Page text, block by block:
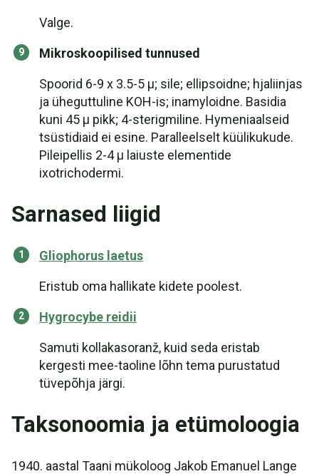
Valge.
Mikroskoopilised tunnused
Spoorid 6-9 x 3.5-5 µ; sile; ellipsoidne; hjaliinjas
ja üheguttuline KOH-is; inamyloidne. Basidia
kuni 45 µ pikk; 4-sterigmiline. Hymeniaalseid
tsüstidiaid ei esine. Paralleelselt küülikukude.
Pileipellis 2-4 µ laiuste elementide
ixotrichodermi.
Sarnased liigid
Gliophorus laetus
Eristub oma hallikate kidete poolest.
Hygrocybe reidii
Samuti kollakasoranž, kuid seda eristab
kergesti mee-taoline lõhn tema purustatud
tüvepõhja järgi.
Taksonoomia ja etümoloogia
1940. aastal Taani mükoloog Jakob Emanuel Lange